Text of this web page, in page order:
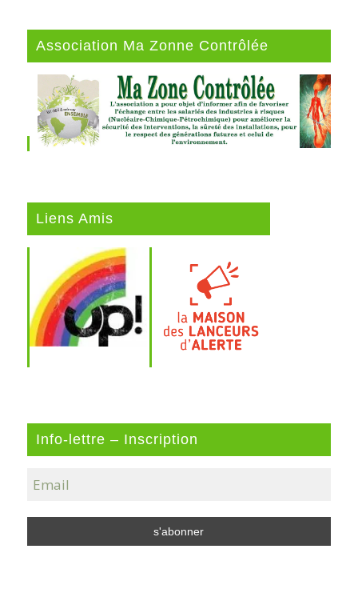
Association Ma Zonne Contrôlée
Liens Amis
Info-lettre – Inscription